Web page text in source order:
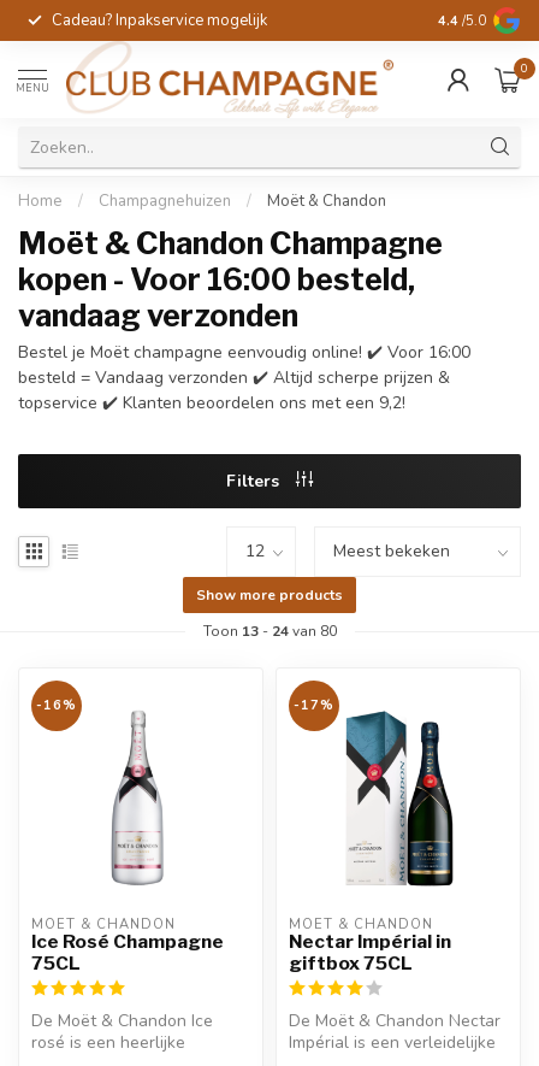
Cadeau? Inpakservice mogelijk Gratis
4.4 /5.0
MENU
0
Home / Champagnehuizen / Moët & Chandon
Moët & Chandon Champagne
kopen - Voor 16:00 besteld,
vandaag verzonden
Bestel je Moët champagne eenvoudig online! ✔️ Voor 16:00
besteld = Vandaag verzonden ✔️ Altijd scherpe prijzen &
topservice ✔️ Klanten beoordelen ons met een 9,2!
Filters
Show more products
Toon 13- 24van 80
-16%
MOËT & CHANDON
Ice Rosé Champagne
75CL
De Moët & Chandon Ice
rosé is een heerlijke
-17%
MOËT & CHANDON
Nectar Impérial in
giftbox 75CL
De Moët & Chandon Nectar
Impérial is een verleidelijke